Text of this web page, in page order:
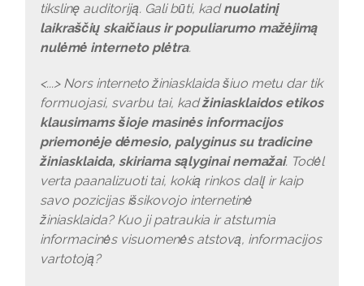
tikslinę auditoriją. Gali būti, kadnuolatinį
laikraščių skaičiaus ir populiarumo mažėjimą
nulėmė interneto plėtra.
<...> Nors interneto žiniasklaida šiuo metu dar tik
formuojasi, svarbu tai, kadžiniasklaidos etikos
klausimams šioje masinės informacijos
priemonėje dėmesio, palyginus su tradicine
žiniasklaida, skiriama sąlyginai nemažai. Todėl
verta paanalizuoti tai, kokią rinkos dalį ir kaip
savo pozicijas išsikovojo internetinė
žiniasklaida? Kuo ji patraukia ir atstumia
informacinės visuomenės atstovą, informacijos
vartotoją?